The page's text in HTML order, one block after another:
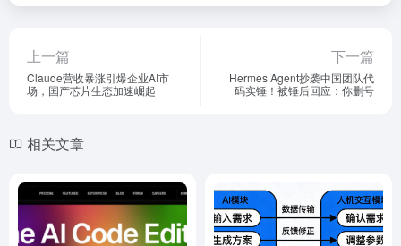
上一篇
Claude营收暴涨引爆企业AI市
场，国产芯片生态加速崛起
下一篇
Hermes Agent抄袭中国团队代
码实锤！被锤后回应：你删号
相关文章